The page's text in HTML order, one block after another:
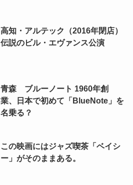
高知・アルテック（2016年閉店）
伝説のビル・エヴァンス公演
青森 ブルーノート 1960年創
業、日本で初めて「BlueNote」を
名乗る？
この映画にはジャズ喫茶「ベイシ
ー」がそのままある。